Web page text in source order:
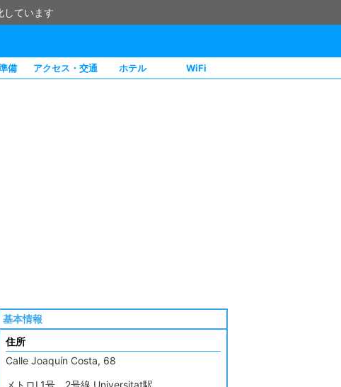
しています
備 アクセス・交通 ホテル WiFi
基本情報
住所
Calle Joaquín Costa, 68